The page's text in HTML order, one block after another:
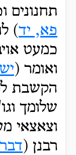
תחנונים
פא, יד)
כמעט
ואומר (
הקשבת
שלומך
וצאצאי
רבנן (